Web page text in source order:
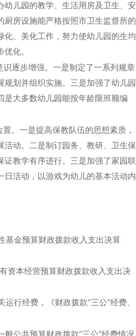
儿园的教学、生活用房及卫生、安
房设施能严格按照市卫生监督所的
、美化工作，努力使幼儿园的生均
化。
逐步增强。一是制定了一系列规章
划并组织实施。三是加强了幼儿园
大多数幼儿园能按年龄限班额编
。一是提高保教队伍的思想素质，
动。二是制订园务、教研、卫生保
教学有序进行。三是加强了家园联
活动，以游戏为幼儿的基本活动内
基金预算财政拨款收入支出决算
资本经营预算财政拨款收入支出决
行经费，《财政拨款“三公”经费、
公共预算财政拨款“三公”经费情况